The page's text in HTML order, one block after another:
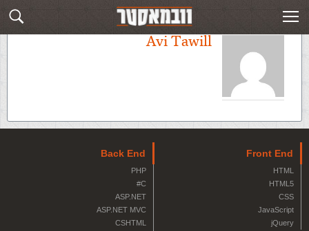
Avi Tawill
Front End
HTML
HTML5
CSS
JavaScript
jQuery
Back End
PHP
C#
ASP.NET
ASP.NET MVC
CSHTML